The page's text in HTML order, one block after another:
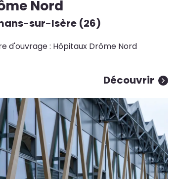
Nord
sur-Isère (26)
d'ouvrage : Hôpitaux Drôme Nord
Découvrir